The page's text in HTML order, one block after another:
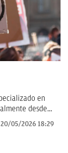
en
en español.
20/05/2026 18:29